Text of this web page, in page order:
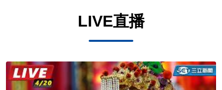
LIVE直播